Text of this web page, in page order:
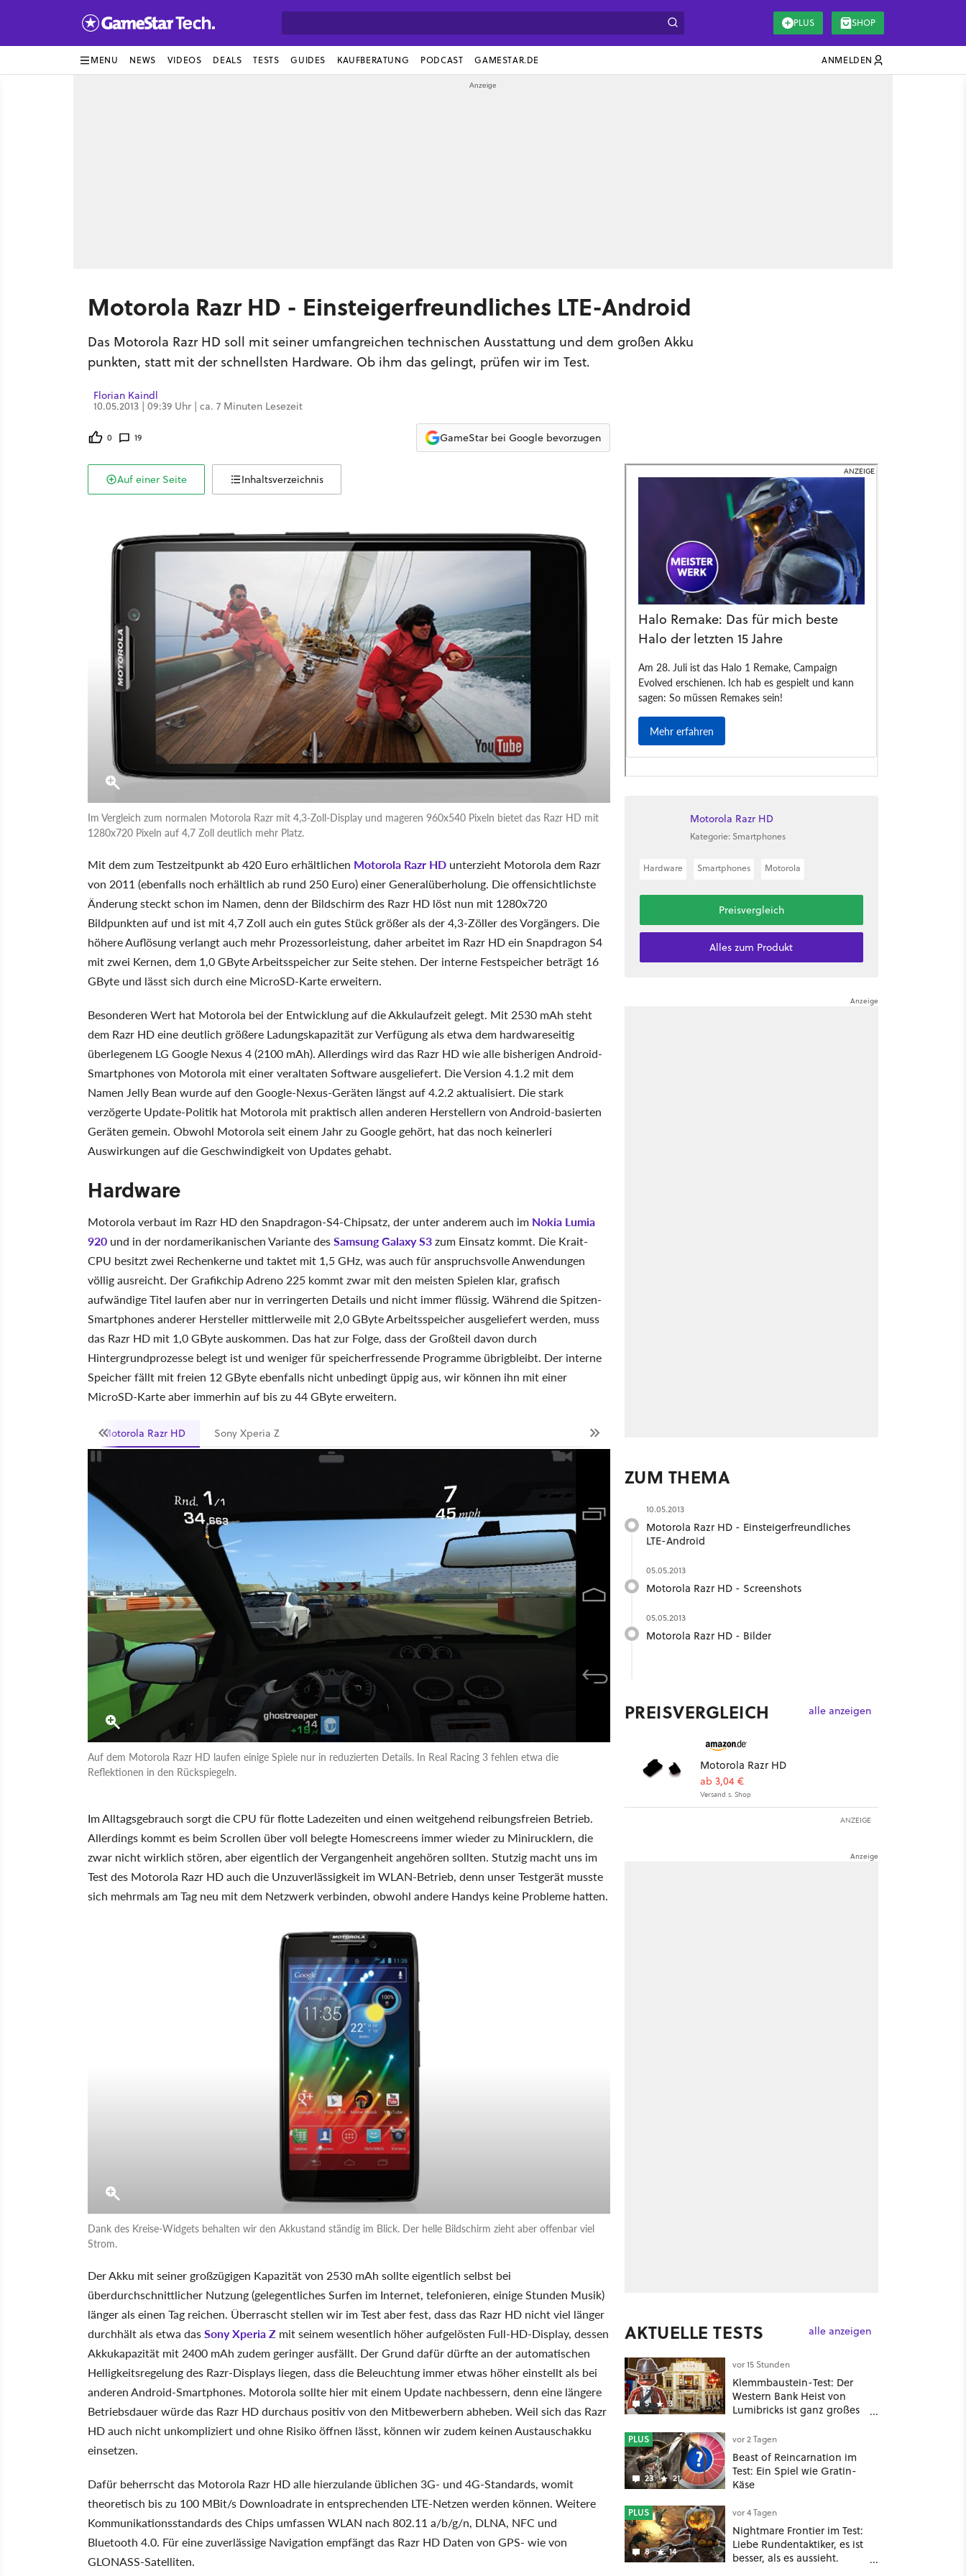
PLUS SHOP
MENU NEWS VIDEOS DEALS TESTS GUIDES KAUFBERATUNG PODCAST GAMESTAR.DE ANMELDEN
Motorola Razr HD - Einsteigerfreundliches LTE-Android
Das Motorola Razr HD soll mit seiner umfangreichen technischen Ausstattung und dem großen Akku
punkten, statt mit der schnellsten Hardware. Ob ihm das gelingt, prüfen wir im Test.
Florian Kaindl
10.05.2013 | 09:39 Uhr | ca. 7 Minuten Lesezeit
0 19 GameStar bei Google bevorzugen
Auf einer Seite Inhaltsverzeichnis
Im Vergleich zum normalen Motorola Razr mit 4,3-Zoll-Display und mageren 960x540 Pixeln bietet das Razr HD mit
1280x720 Pixeln auf 4,7 Zoll deutlich mehr Platz.
Mit dem zum Testzeitpunkt ab 420 Euro erhältlichen Motorola Razr HD unterzieht Motorola dem Razr
von 2011 (ebenfalls noch erhältlich ab rund 250 Euro) einer Generalüberholung. Die offensichtlichste
Änderung steckt schon im Namen, denn der Bildschirm des Razr HD löst nun mit 1280x720
Bildpunkten auf und ist mit 4,7 Zoll auch ein gutes Stück größer als der 4,3-Zöller des Vorgängers. Die
höhere Auflösung verlangt auch mehr Prozessorleistung, daher arbeitet im Razr HD ein Snapdragon S4
mit zwei Kernen, dem 1,0 GByte Arbeitsspeicher zur Seite stehen. Der interne Festspeicher beträgt 16
GByte und lässt sich durch eine MicroSD-Karte erweitern.
Besonderen Wert hat Motorola bei der Entwicklung auf die Akkulaufzeit gelegt. Mit 2530 mAh steht
dem Razr HD eine deutlich größere Ladungskapazität zur Verfügung als etwa dem hardwareseitig
überlegenem LG Google Nexus 4 (2100 mAh). Allerdings wird das Razr HD wie alle bisherigen Android-
Smartphones von Motorola mit einer veraltaten Software ausgeliefert. Die Version 4.1.2 mit dem
Namen Jelly Bean wurde auf den Google-Nexus-Geräten längst auf 4.2.2 aktualisiert. Die stark
verzögerte Update-Politik hat Motorola mit praktisch allen anderen Herstellern von Android-basierten
Geräten gemein. Obwohl Motorola seit einem Jahr zu Google gehört, hat das noch keinerleri
Auswirkungen auf die Geschwindigkeit von Updates gehabt.
Hardware
Motorola verbaut im Razr HD den Snapdragon-S4-Chipsatz, der unter anderem auch im Nokia Lumia
920 und in der nordamerikanischen Variante desSamsung Galaxy S3zum Einsatz kommt. Die Krait-
CPU besitzt zwei Rechenkerne und taktet mit 1,5 GHz, was auch für anspruchsvolle Anwendungen
völlig ausreicht. Der Grafikchip Adreno 225 kommt zwar mit den meisten Spielen klar, grafisch
aufwändige Titel laufen aber nur in verringerten Details und nicht immer flüssig. Während die Spitzen-
Smartphones anderer Hersteller mittlerweile mit 2,0 GByte Arbeitsspeicher ausgeliefert werden, muss
das Razr HD mit 1,0 GByte auskommen. Das hat zur Folge, dass der Großteil davon durch
Hintergrundprozesse belegt ist und weniger für speicherfressende Programme übrigbleibt. Der interne
Speicher fällt mit freien 12 GByte ebenfalls nicht unbedingt üppig aus, wir können ihn mit einer
MicroSD-Karte aber immerhin auf bis zu 44 GByte erweitern.
Motorola Razr HD Sony Xperia Z
Auf dem Motorola Razr HD laufen einige Spiele nur in reduzierten Details. In Real Racing 3 fehlen etwa die
Reflektionen in den Rückspiegeln.
Im Alltagsgebrauch sorgt die CPU für flotte Ladezeiten und einen weitgehend reibungsfreien Betrieb.
Allerdings kommt es beim Scrollen über voll belegte Homescreens immer wieder zu Minirucklern, die
zwar nicht wirklich stören, aber eigentlich der Vergangenheit angehören sollten. Stutzig macht uns im
Test des Motorola Razr HD auch die Unzuverlässigkeit im WLAN-Betrieb, denn unser Testgerät musste
sich mehrmals am Tag neu mit dem Netzwerk verbinden, obwohl andere Handys keine Probleme hatten.
Dank des Kreise-Widgets behalten wir den Akkustand ständig im Blick. Der helle Bildschirm zieht aber offenbar viel
Strom.
Der Akku mit seiner großzügigen Kapazität von 2530 mAh sollte eigentlich selbst bei
überdurchschnittlicher Nutzung (gelegentliches Surfen im Internet, telefonieren, einige Stunden Musik)
länger als einen Tag reichen. Überrascht stellen wir im Test aber fest, dass das Razr HD nicht viel länger
durchhält als etwa dasSony Xperia Z mit seinem wesentlich höher aufgelösten Full-HD-Display, dessen
Akkukapazität mit 2400 mAh zudem geringer ausfällt. Der Grund dafür dürfte an der automatischen
Helligkeitsregelung des Razr-Displays liegen, dass die Beleuchtung immer etwas höher einstellt als bei
anderen Android-Smartphones. Motorola sollte hier mit einem Update nachbessern, denn eine längere
Betriebsdauer würde das Razr HD durchaus positiv von den Mitbewerbern abheben. Weil sich das Razr
HD auch nicht unkompliziert und ohne Risiko öffnen lässt, können wir zudem keinen Austauschakku
einsetzen.
Dafür beherrscht das Motorola Razr HD alle hierzulande üblichen 3G- und 4G-Standards, womit
theoretisch bis zu 100 MBit/s Downloadrate in entsprechenden LTE-Netzen werden können. Weitere
Kommunikationsstandards des Chips umfassen WLAN nach 802.11 a/b/g/n, DLNA, NFC und
Bluetooth 4.0. Für eine zuverlässige Navigation empfängt das Razr HD Daten von GPS- wie von
GLONASS-Satelliten.
Motorola Razr HD
Kategorie: Smartphones
Hardware Smartphones Motorola
Preisvergleich
Alles zum Produkt
ZUM THEMA
10.05.2013
Motorola Razr HD - Einsteigerfreundliches
LTE-Android
05.05.2013
Motorola Razr HD - Screenshots
05.05.2013
Motorola Razr HD - Bilder
PREISVERGLEICH alle anzeigen
Motorola Razr HD
ab 3,04 €
Versand s. Shop
ANZEIGE
AKTUELLE TESTS alle anzeigen
5 3
vor 15 Stunden
Klemmbaustein-Test: Der
Western Bank Heist von
Lumibricks ist ganz großes
ich hätte vorher nie von der
Marke gehört
23 21
PLUS vor 2 Tagen
Beast of Reincarnation im
Test: Ein Spiel wie Gratin-
Käse
8 14
PLUS vor 4 Tagen
Nightmare Frontier im Test:
Liebe Rundentaktiker, es ist
besser, als es aussieht.